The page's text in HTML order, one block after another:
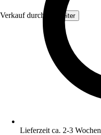
Verkauf durch: Topleiter
Lieferzeit ca. 2-3 Wochen